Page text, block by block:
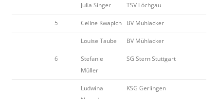
Julia Singer TSV Löchgau
5 Celine Kwapich BV Mühlacker
Louise Taube BV Mühlacker
6
Stefanie
Müller
SG Stern Stuttgart
Ludwina
KSG Gerlingen